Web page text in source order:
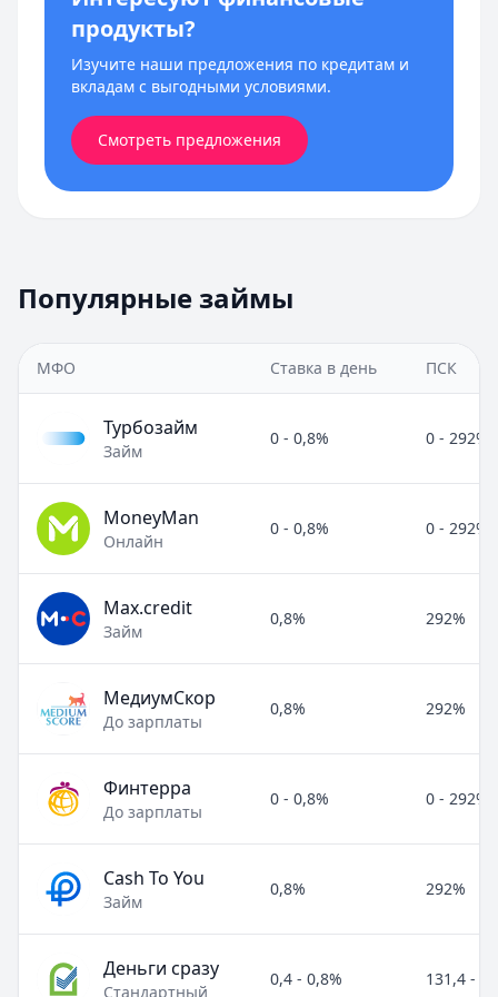
продукты?
Изучите наши предложения по кредитам и
вкладам с выгодными условиями.
Смотреть предложения
Популярные займы
МФО Ставка в день ПСК
Турбозайм
Займ
0 - 0,8% 0 - 292%
MoneyMan
Онлайн
0 - 0,8% 0 - 292%
Max.credit
Займ
0,8% 292%
МедиумСкор
До зарплаты
0,8% 292%
Финтерра
До зарплаты
0 - 0,8% 0 - 292%
Cash To You
Займ
0,8% 292%
Деньги сразу
Стандартный
0,4 - 0,8% 131,4 -